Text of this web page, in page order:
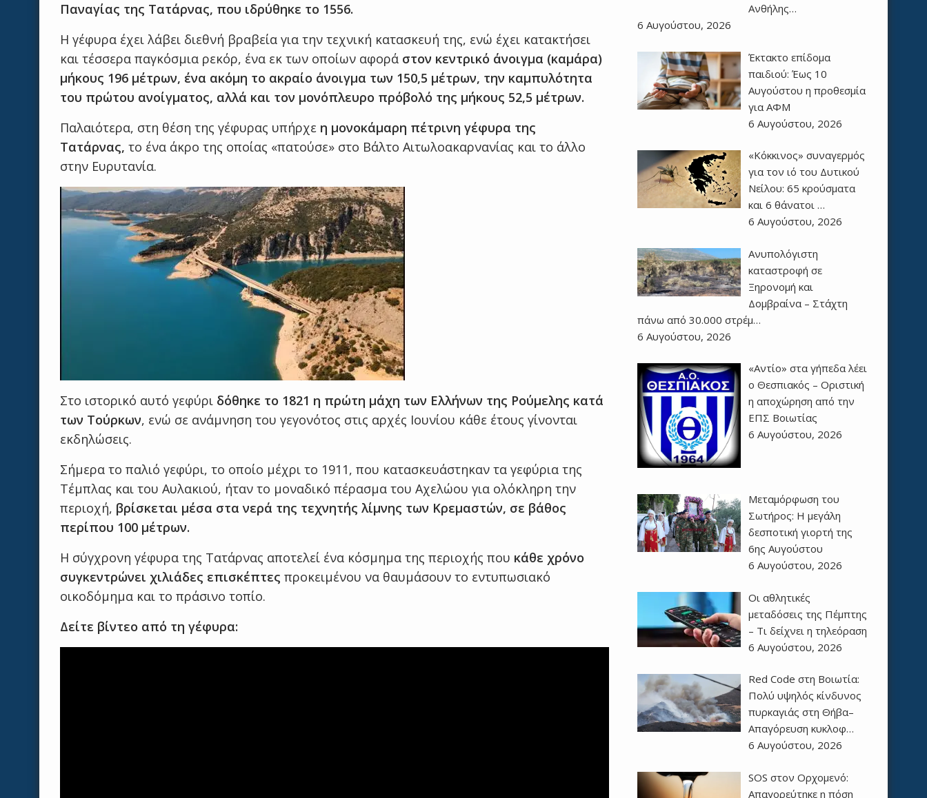
Παναγίας της Τατάρνας, που ιδρύθηκε το 1556.
Η γέφυρα έχει λάβει διεθνή βραβεία για την τεχνική κατασκευή της, ενώ έχει κατακτήσει
και τέσσερα παγκόσμια ρεκόρ, ένα εκ των οποίων αφορά στον κεντρικό άνοιγμα (καμάρα)
μήκους 196 μέτρων, ένα ακόμη το ακραίο άνοιγμα των 150,5 μέτρων, την καμπυλότητα
του πρώτου ανοίγματος, αλλά και τον μονόπλευρο πρόβολό της μήκους 52,5 μέτρων.
Παλαιότερα, στη θέση της γέφυρας υπήρχε η μονοκάμαρη πέτρινη γέφυρα της
Τατάρνας, το ένα άκρο της οποίας «πατούσε» στο Βάλτο Αιτωλοακαρνανίας και το άλλο
στην Ευρυτανία.
Στο ιστορικό αυτό γεφύρι δόθηκε το 1821 η πρώτη μάχη των Ελλήνων της Ρούμελης κατά
των Τούρκων, ενώ σε ανάμνηση του γεγονότος στις αρχές Ιουνίου κάθε έτους γίνονται
εκδηλώσεις.
Σήμερα το παλιό γεφύρι, το οποίο μέχρι το 1911, που κατασκευάστηκαν τα γεφύρια της
Τέμπλας και του Αυλακιού, ήταν το μοναδικό πέρασμα του Αχελώου για ολόκληρη την
περιοχή, βρίσκεται μέσα στα νερά της τεχνητής λίμνης των Κρεμαστών, σε βάθος
περίπου 100 μέτρων.
Η σύγχρονη γέφυρα της Τατάρνας αποτελεί ένα κόσμημα της περιοχής που κάθε χρόνο
συγκεντρώνει χιλιάδες επισκέπτες προκειμένου να θαυμάσουν το εντυπωσιακό
οικοδόμημα και το πράσινο τοπίο.
Δείτε βίντεο από τη γέφυρα:
Ανθήλης…
6 Αυγούστου, 2026
Έκτακτο επίδομα
παιδιού: Έως 10
Αυγούστου η προθεσμία
για ΑΦΜ
6 Αυγούστου, 2026
«Κόκκινος» συναγερμός
για τον ιό του Δυτικού
Νείλου: 65 κρούσματα
και 6 θάνατοι …
6 Αυγούστου, 2026
Ανυπολόγιστη
καταστροφή σε
Ξηρονομή και
Δομβραίνα – Στάχτη
πάνω από 30.000 στρέμ…
6 Αυγούστου, 2026
«Αντίο» στα γήπεδα λέει
ο Θεσπιακός – Οριστική
η αποχώρηση από την
ΕΠΣ Βοιωτίας
6 Αυγούστου, 2026
Μεταμόρφωση του
Σωτήρος: Η μεγάλη
δεσποτική γιορτή της
6ης Αυγούστου
6 Αυγούστου, 2026
Οι αθλητικές
μεταδόσεις της Πέμπτης
– Τι δείχνει η τηλεόραση
6 Αυγούστου, 2026
Red Code στη Βοιωτία:
Πολύ υψηλός κίνδυνος
πυρκαγιάς στη Θήβα–
Απαγόρευση κυκλοφ…
6 Αυγούστου, 2026
SOS στον Ορχομενό:
Απαγορεύτηκε η πόση